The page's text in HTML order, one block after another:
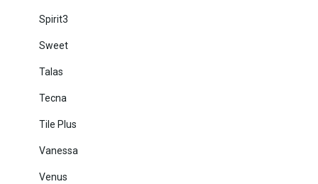
Spirit3
Sweet
Talas
Tecna
Tile Plus
Vanessa
Venus